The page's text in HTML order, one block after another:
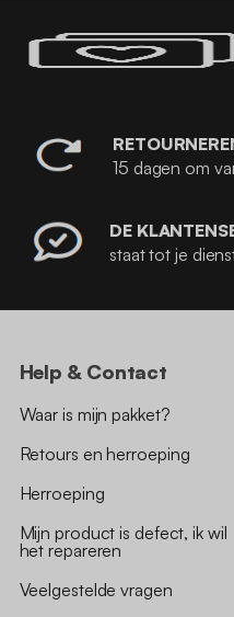
15 dagen om
DE
staat tot je
Help & Contact
Waar is mijn pakket?
Retours en herroeping
Herroeping
Mijn product is defect, ik wil
het repareren
Veelgestelde vragen